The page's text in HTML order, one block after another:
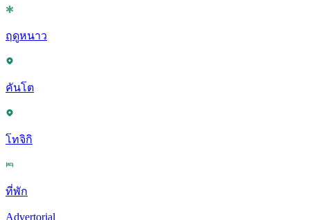
ฤดูหนาว
คันโต
โทจิกิ
ที่พัก
Advertorial